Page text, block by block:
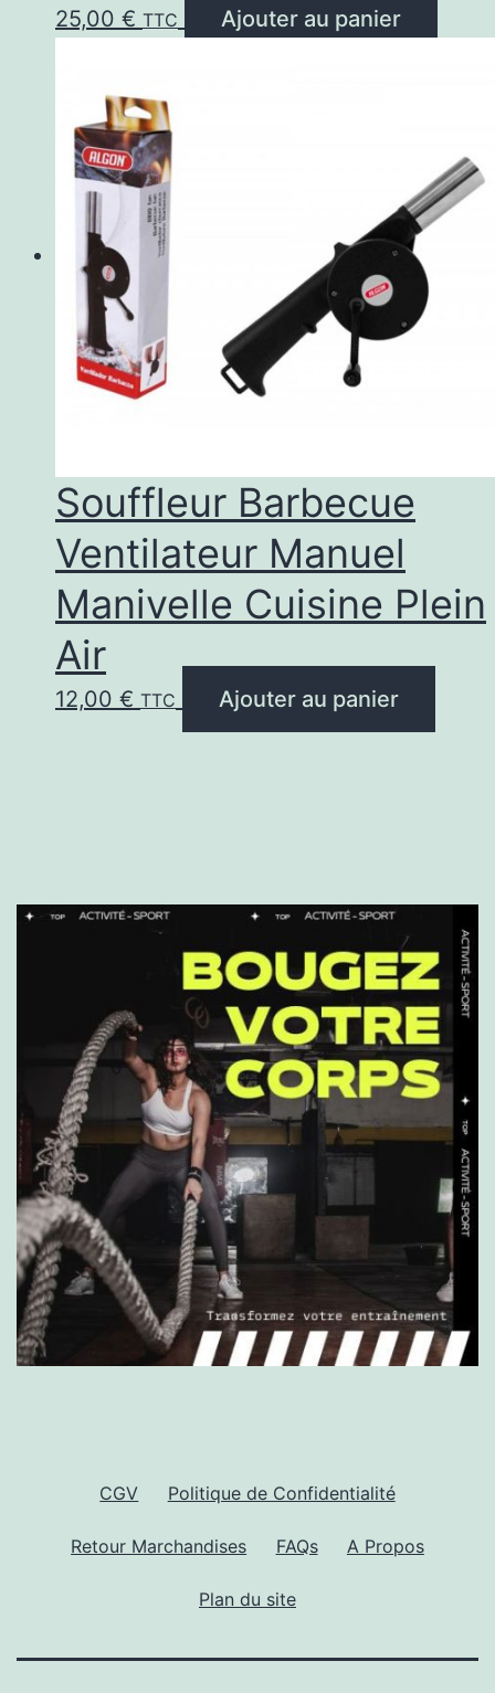
25,00 € TTC Ajouter au panier
Souffleur Barbecue
Ventilateur Manuel
Manivelle Cuisine Plein
Air
12,00 € TTC Ajouter au panier
CGV Politique de Confidentialité
Retour Marchandises FAQs A Propos
Plan du site